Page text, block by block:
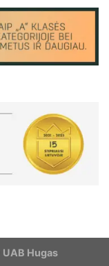
UAB Hugas